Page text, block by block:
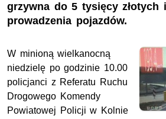
grzywna do 5 tysięcy złotych
prowadzenia pojazdów.
W minioną wielkanocną
niedzielę po godzinie 10.00
policjanci z Referatu Ruchu
Drogowego Komendy
Powiatowej Policji w Kolnie